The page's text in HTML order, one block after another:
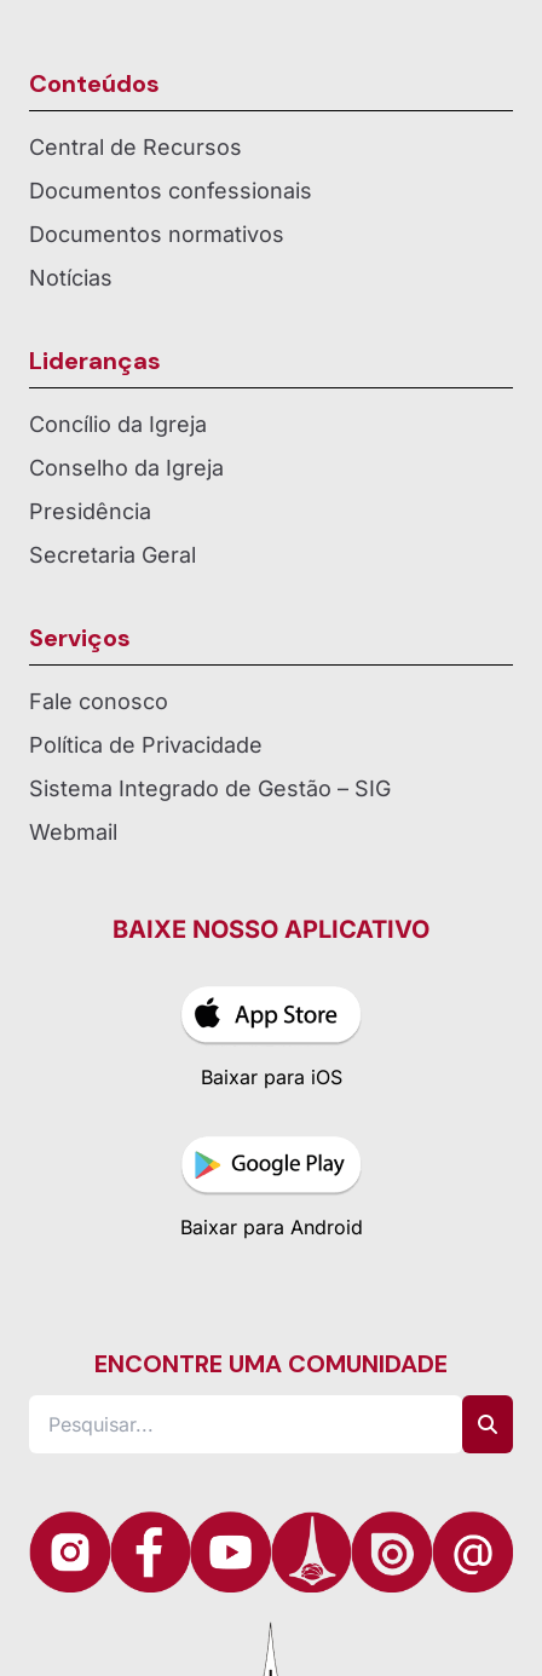
Conteúdos
Central de Recursos
Documentos confessionais
Documentos normativos
Notícias
Lideranças
Concílio da Igreja
Conselho da Igreja
Presidência
Secretaria Geral
Serviços
Fale conosco
Política de Privacidade
Sistema Integrado de Gestão – SIG
Webmail
BAIXE NOSSO APLICATIVO
Baixar para iOS
Baixar para Android
ENCONTRE UMA COMUNIDADE